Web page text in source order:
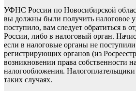
УФНС России по Новосибирской
вы должны были получить налоговое
поступило, вам следует обратиться в
России, либо в налоговый орган.
если в налоговые органы не
регистрирующих органов (из
возникновении права собственности
налогообложения.
таких случаях.